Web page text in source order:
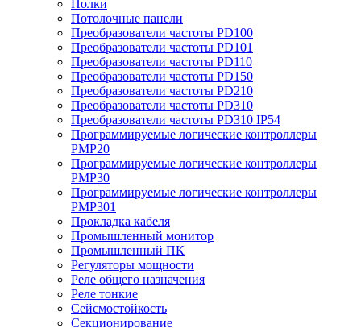
Полки
Потолочные панели
Преобразователи частоты PD100
Преобразователи частоты PD101
Преобразователи частоты PD110
Преобразователи частоты PD150
Преобразователи частоты PD210
Преобразователи частоты PD310
Преобразователи частоты PD310 IP54
Программируемые логические контроллеры
PMP20
Программируемые логические контроллеры
PMP30
Программируемые логические контроллеры
PMP301
Прокладка кабеля
Промышленный монитор
Промышленный ПК
Регуляторы мощности
Реле общего назначения
Реле тонкие
Сейсмостойкость
Секционирование